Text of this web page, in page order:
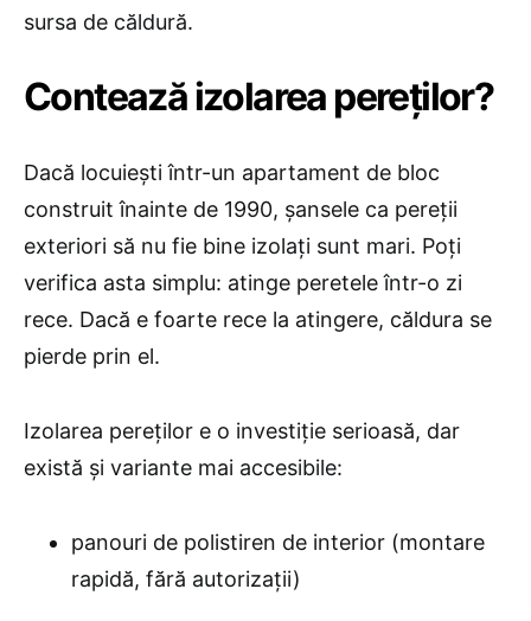
sursa de căldură.
​Contează izolarea pereților?
Dacă locuiești într-un apartament de bloc
construit înainte de 1990, șansele ca pereții
exteriori să nu fie bine izolați sunt mari. Poți
verifica asta simplu: atinge peretele într-o zi
rece. Dacă e foarte rece la atingere, căldura se
pierde prin el.
Izolarea pereților e o investiție serioasă, dar
există și variante mai accesibile:
panouri de polistiren de interior (montare
rapidă, fără autorizații)